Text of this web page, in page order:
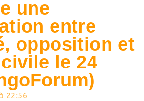
une
entre
opposition et
le 24
22:56